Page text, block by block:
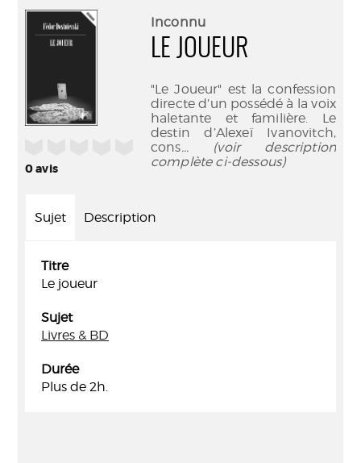
0avis
Inconnu
LE JOUEUR
"Le Joueur" est la confession
directe d’un possédé à la voix
haletante et familière. Le
destin d’Alexeï Ivanovitch,
cons... (voir description
complète ci-dessous)
Sujet Description
Titre
Le joueur
Sujet
Livres & BD
Durée
Plus de 2h.